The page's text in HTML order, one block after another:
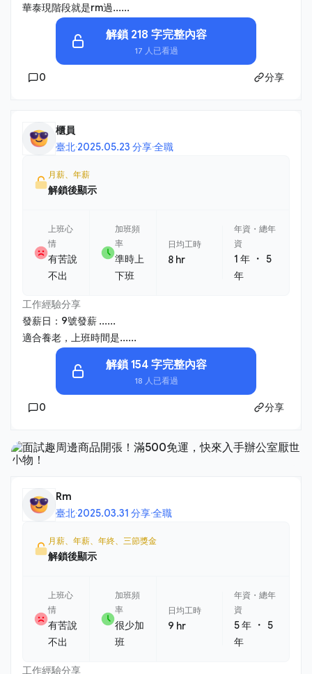
華泰現階段就是rm過......
解鎖 218 字完整內容
17 人已看過
0 分享
櫃員
臺北·2025.05.23 分享·全職
月薪、年薪
解鎖後顯示
上班心
情
有苦說
不出
加班頻
率
準時上
下班
日均工時
8 hr
年資・總年
資
1 年 ・5
年
工作經驗分享
發薪日：9號發薪 ......
適合養老，上班時間是......
解鎖 154 字完整內容
18 人已看過
0 分享
Rm
臺北·2025.03.31 分享·全職
月薪、年薪、年終、三節獎金
解鎖後顯示
上班心
情
有苦說
不出
加班頻
率
很少加
班
日均工時
9 hr
年資・總年
資
5 年 ・5
年
工作經驗分享